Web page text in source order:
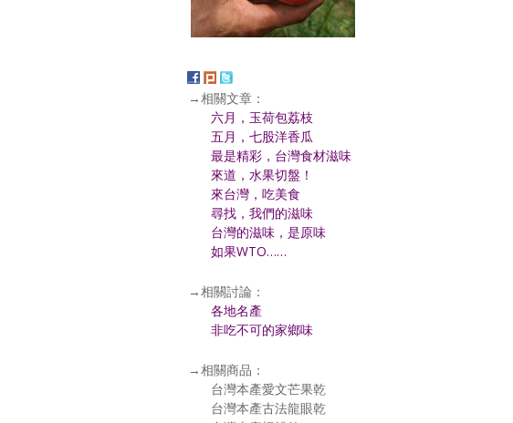
→相關文章：
六月，玉荷包荔枝
五月，七股洋香瓜
最是精彩，台灣食材滋味
來道，水果切盤！
來台灣，吃美食
尋找，我們的滋味
台灣的滋味，是原味
如果WTO……
→相關討論：
各地名產
非吃不可的家鄉味
→相關商品：
台灣本產愛文芒果乾
台灣本產古法龍眼乾